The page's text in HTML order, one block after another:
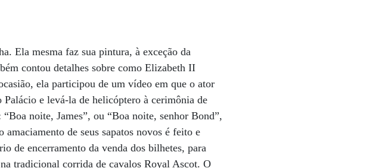
Ela mesma faz sua pintura, à exceção da
contou detalhes sobre como Elizabeth II
ela participou de um vídeo em que o ator
e levá-la de helicóptero à cerimônia de
noite, James”, ou “Boa noite, senhor Bond”,
de seus sapatos novos é feito e
de encerramento da venda dos bilhetes, para
tradicional corrida de cavalos Royal Ascot. O